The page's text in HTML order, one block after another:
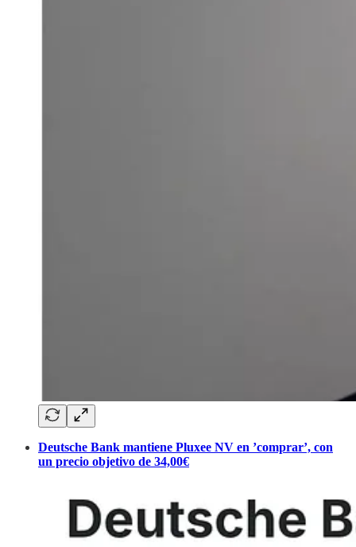
Deutsche Bank mantiene Pluxee NV en ’comprar’, con
un precio objetivo de 34,00€